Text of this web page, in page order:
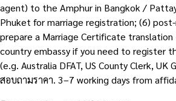
agent) to the Amphur in Bangkok /
Phuket for marriage registration; (6)
prepare a Marriage Certificate translation
country embassy if you need to register
(e.g. Australia DFAT, US County Clerk, UK
สอบถามราคา. 3–7 working days from